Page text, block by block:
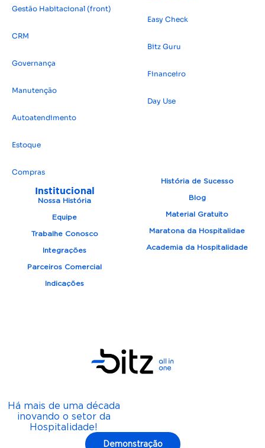
Gestão Habitacional (front)
CRM
Governança
Manutenção
Autoatendimento
Estoque
Compras
Easy Check
Bitz Guru
Financeiro
Day Use
Institucional
Nossa História
Equipe
Trabalhe Conosco
Integrações
Parceiros Comercial
Indicações
História de Sucesso
Blog
Material Gratuito
Maratona da Hospitalidae
Academia da Hospitalidade
Há mais de uma década
inovando o setor da
Hospitalidade!
Demonstração